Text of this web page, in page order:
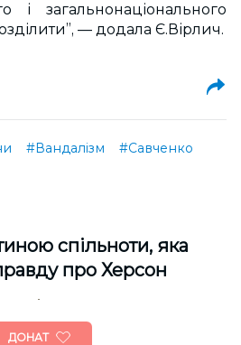
і загальнонаціонального
— додала Є.Вірлич.
#Вандалізм
#Савченко
спільноти, яка
про Херсон
ДОНАТ